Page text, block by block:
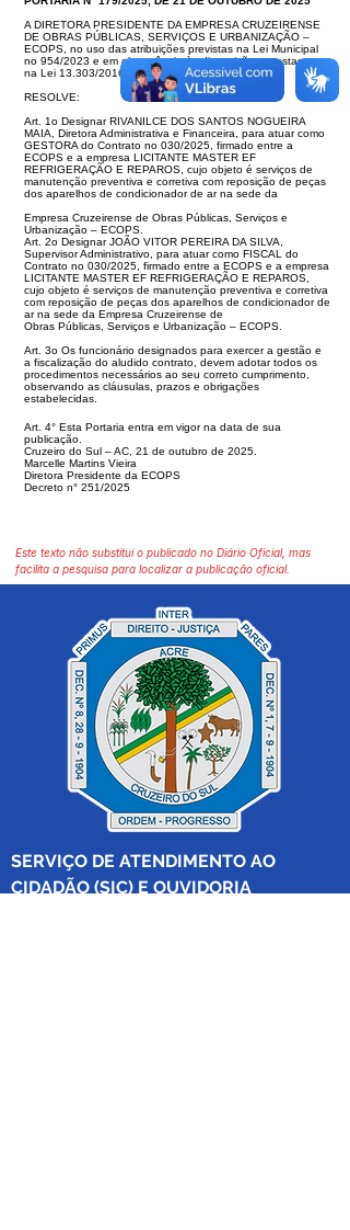
A DIRETORA PRESIDENTE DA EMPRESA CRUZEIRENSE
DE OBRAS PÚBLICAS, SERVIÇOS E URBANIZAÇÃO –
ECOPS, no uso das atribuições previstas na Lei Municipal
no 954/2023 e em observância às disposições constantes
na Lei 13.303/2016:
RESOLVE:
Art. 1o Designar RIVANILCE DOS SANTOS NOGUEIRA
MAIA, Diretora Administrativa e Financeira, para atuar como
GESTORA do Contrato no 030/2025, firmado entre a
ECOPS e a empresa LICITANTE MASTER EF
REFRIGERAÇÃO E REPAROS, cujo objeto é serviços de
manutenção preventiva e corretiva com reposição de peças
dos aparelhos de condicionador de ar na sede da
Empresa Cruzeirense de Obras Públicas, Serviços e
Urbanização – ECOPS.
Art. 2o Designar JOÃO VITOR PEREIRA DA SILVA,
Supervisor Administrativo, para atuar como FISCAL do
Contrato no 030/2025, firmado entre a ECOPS e a empresa
LICITANTE MASTER EF REFRIGERAÇÃO E REPAROS,
cujo objeto é serviços de manutenção preventiva e corretiva
com reposição de peças dos aparelhos de condicionador de
ar na sede da Empresa Cruzeirense de
Obras Públicas, Serviços e Urbanização – ECOPS.
Art. 3o Os funcionário designados para exercer a gestão e
a fiscalização do aludido contrato, devem adotar todos os
procedimentos necessários ao seu correto cumprimento,
observando as cláusulas, prazos e obrigações
estabelecidas.
Art. 4° Esta Portaria entra em vigor na data de sua
publicação.
Cruzeiro do Sul – AC, 21 de outubro de 2025.
Marcelle Martins Vieira
Diretora Presidente da ECOPS
Decreto n° 251/2025
Este texto não substitui o publicado no Diário Oficial, mas
facilita a pesquisa para localizar a publicação oficial.
SERVIÇO DE ATENDIMENTO AO
CIDADÃO (SIC) E OUVIDORIA